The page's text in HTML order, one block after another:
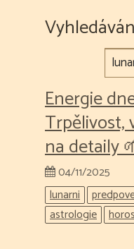
Energie
Trpělivost,
na detaily
04/11/2025
lunarni
astrologie